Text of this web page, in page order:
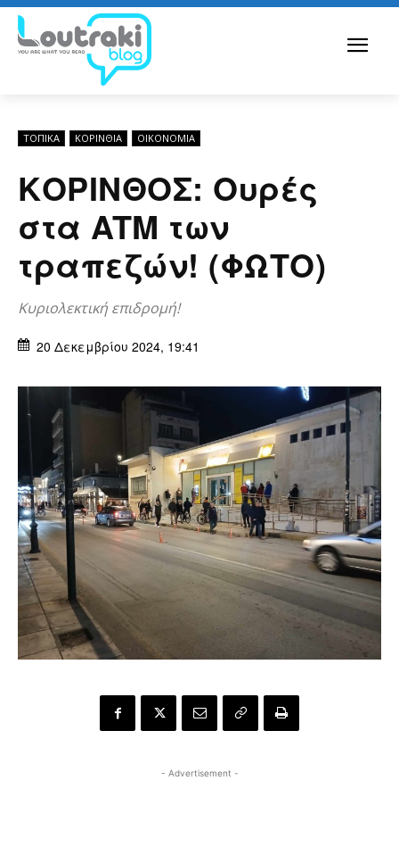
ΤΟΠΙΚΑ ΚΟΡΙΝΘΊΑ ΟΙΚΟΝΟΜΊΑ
ΚΟΡΙΝΘΟΣ: Ουρές
στα ATM των
τραπεζών! (ΦΩΤΟ)
Κυριολεκτική επιδρομή!
20 Δεκεμβρίου 2024, 19:41
- Advertisement -